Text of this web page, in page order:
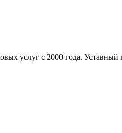
услуг с 2000 года.